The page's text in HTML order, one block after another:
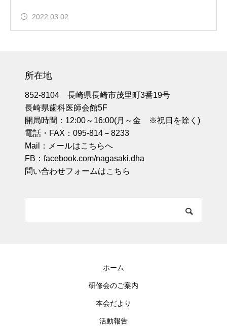
2022.03.02
所在地
852-8104 長崎県長崎市茂里町3番19号
長崎県歯科医師会館5F
開局時間：12:00～16:00(月～金 ※祝日を除く)
電話・FAX：095-814－8233
Mail：
メールはこちらへ
FB： facebook.com/nagasaki.dha
問い合わせフォームはこちら
ホーム
研修会のご案内
本会だより
活動報告